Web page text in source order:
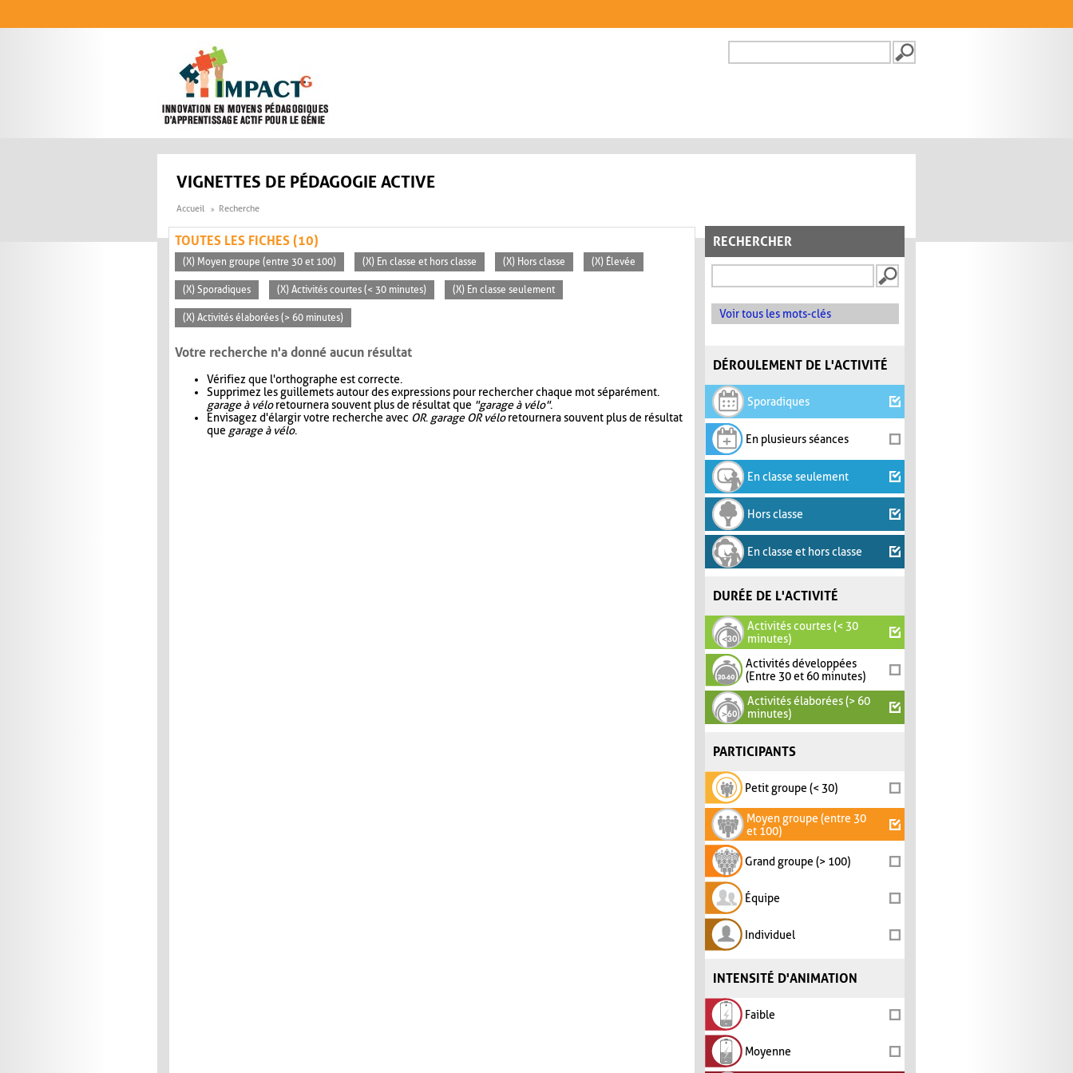
FORMULAIRE DE
VIGNETTES DE PÉDAGOGIE ACTIVE
Accueil Recherche
RECHERCHER
Voir tous les mots-clés
DÉROULEMENT DE L'ACTIVITÉ
Sporadiques
En plusieurs séances
En classe seulement
Hors classe
En classe et hors classe
DURÉE DE L'ACTIVITÉ
Activités courtes (< 30
minutes)
Activités développées
(Entre 30 et 60 minutes)
Activités élaborées (> 60
minutes)
PARTICIPANTS
Petit groupe (< 30)
Moyen groupe (entre 30
et 100)
Grand groupe (> 100)
Équipe
Individuel
INTENSITÉ D'ANIMATION
Faible
Moyenne
TOUTES LES FICHES (10)
(X) Moyen groupe (entre 30 et 100) (X) En classe et hors classe (X) Hors classe (X) Élevée
(X) Sporadiques (X) Activités courtes (< 30 minutes) (X) En classe seulement
(X) Activités élaborées (> 60 minutes)
Votre recherche n'a donné aucun résultat
Vérifiez que l'orthographe est correcte.
Supprimez les guillemets autour des expressions pour rechercher chaque mot séparément.
garage à véloretournera souvent plus de résultat que "garage à vélo".
Envisagez d'élargir votre recherche avec OR. garage OR véloretournera souvent plus de résultat
que garage à vélo.